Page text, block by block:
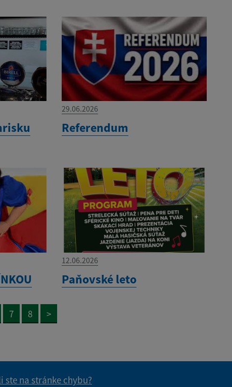
29.06.2026
Referendum
12.06.2026
Paňovské leto
7 8 >
ste na stránke chybu?